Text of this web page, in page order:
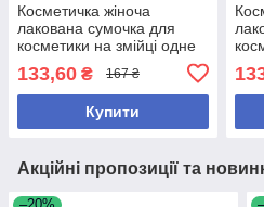
Косметичка жіноча
лакована сумочка для
косметики на змійці одне
Малинова
133,60 ₴ 167 ₴
Купити
Акційні пропозиції та